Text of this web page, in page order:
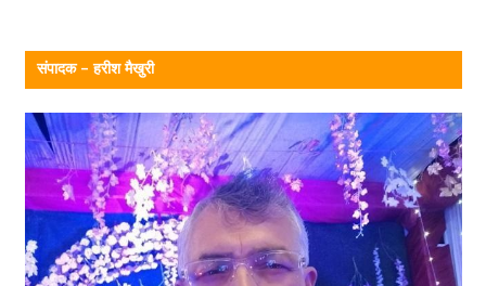
संपादक – हरीश मैखुरी